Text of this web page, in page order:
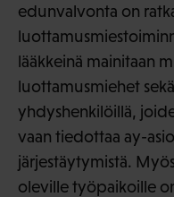
edunvalvonta on
lääkkeinä mainitaan
luottamusmiehet
yhdyshenkilöillä,
vaan tiedottaa ay-
järjestäytymistä.
oleville työpaikoille